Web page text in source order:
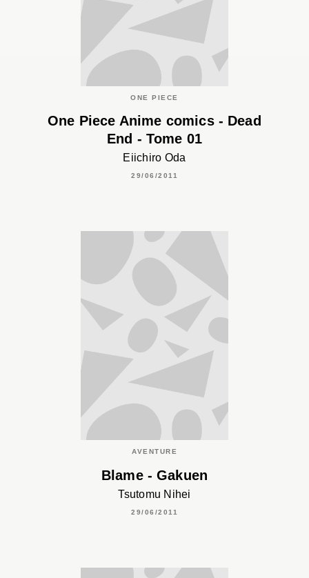
ONE PIECE
One Piece Anime comics - Dead
End - Tome 01
Eiichiro Oda
29/06/2011
AVENTURE
Blame - Gakuen
Tsutomu Nihei
29/06/2011